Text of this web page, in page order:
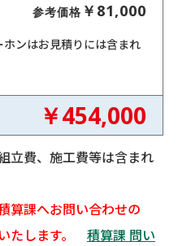
参考価格 ￥81,000
ンはお見積りには含まれ
￥454,000
立費、施工費等は含まれ
算課へお問い合わせの
します。
積算課 問い